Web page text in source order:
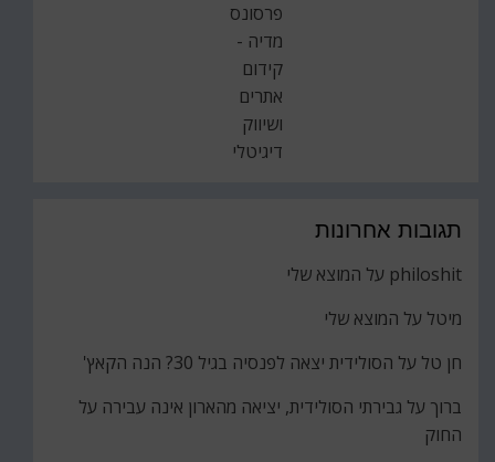
פרסונס
מדיה -
קידום
אתרים
ושיווק
דיגיטלי
תגובות אחרונות
philoshit על המוצא שלי
מיטל על המוצא שלי
חן טל על הסולידית יצאה לפנסיה בגיל 30? הנה הקאץ'
ברוך על גבירתי הסולידית, יציאה מהארון אינה עבירה על
החוק